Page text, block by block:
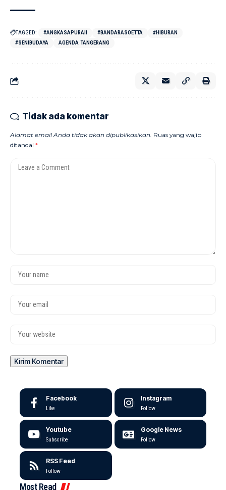
TAGGED: #ANGKASAPURAII #BANDARASOETTA
#HIBURAN
#SENIBUDAYA
AGENDA TANGERANG
Tidak ada komentar
Alamat email Anda tidak akan dipublikasikan. Ruas yang wajib
ditandai *
Facebook
Like
Instagram
Follow
Youtube
Subscribe
Google News
Follow
RSS Feed
Follow
Most Read